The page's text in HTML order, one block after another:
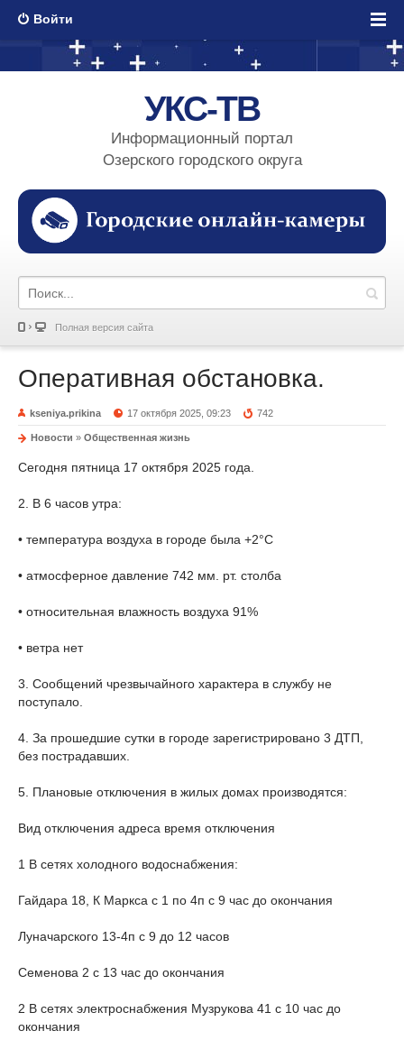
Войти
УКС-ТВ
Информационный портал
Озерского городского округа
Полная версия сайта
Оперативная обстановка.
kseniya.prikina 17 октября 2025, 09:23 742
Новости » Общественная жизнь
Сегодня пятница 17 октября 2025 года.
2. В 6 часов утра:
• температура воздуха в городе была +2°С
• атмосферное давление 742 мм. рт. столба
• относительная влажность воздуха 91%
• ветра нет
3. Сообщений чрезвычайного характера в службу не
поступало.
4. За прошедшие сутки в городе зарегистрировано 3 ДТП,
без пострадавших.
5. Плановые отключения в жилых домах производятся:
Вид отключения адреса время отключения
1 В сетях холодного водоснабжения:
Гайдара 18, К Маркса с 1 по 4п с 9 час до окончания
Луначарского 13-4п с 9 до 12 часов
Семенова 2 с 13 час до окончания
2 В сетях электроснабжения Музрукова 41 с 10 час до
окончания